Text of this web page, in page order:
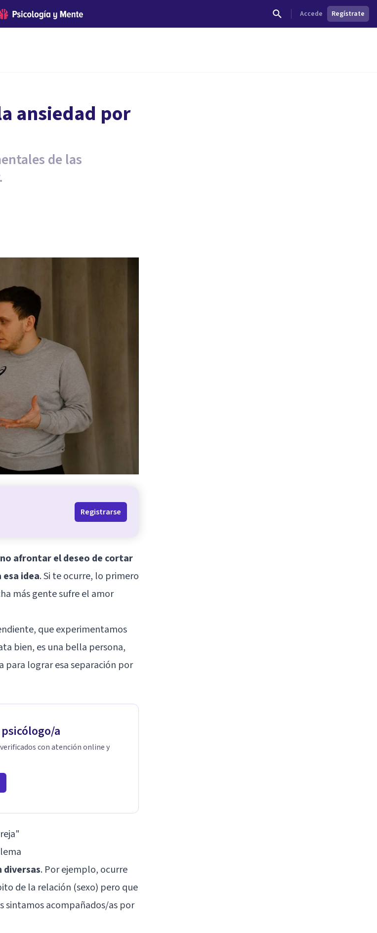
Accede Regístrate
ansiedad por
de las
Registrarse
no afrontar el deseo de cortar
idea. Si te ocurre, lo primero
más gente sufre el amor
que experimentamos
bien, es una bella persona,
para lograr esa separación por
a
con atención online y
diversas. Por ejemplo, ocurre
de la relación (sexo) pero que
sintamos acompañados/as por